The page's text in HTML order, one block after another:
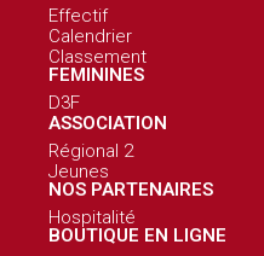
Effectif
Calendrier
Classement
FEMININES
D3F
ASSOCIATION
Régional 2
Jeunes
NOS PARTENAIRES
Hospitalité
BOUTIQUE EN LIGNE